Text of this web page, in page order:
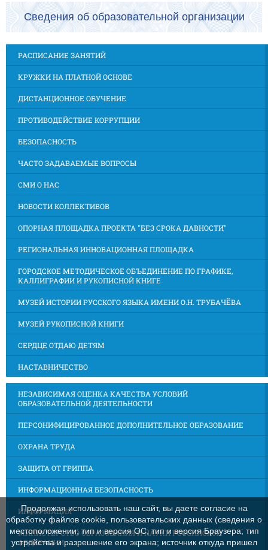
Сведения об образовательной организации
РАСПИСАНИЕ ЗАНЯТИЙ
КРУЖКИ НА ПЛАТНОЙ ОСНОВЕ
ДИСТАНЦИОННОЕ ОБУЧЕНИЕ
ПРОТИВОДЕЙСТВИЕ КОРРУПЦИИ
БЕЗОПАСНОСТЬ
ЧАСТО ЗАДАВАЕМЫЕ ВОПРОСЫ
СМИ О НАС
НОВОСТИ КОЛЛЕКТИВОВ
ОПОРНАЯ ПЛОЩАДКА ПРОЕКТА "БЕЗ СРОКА ДАВНОСТИ"
РЕГИОНАЛЬНАЯ ИННОВАЦИОННАЯ ПЛОЩАДКА
ГОРОДСКОЕ МЕТОДИЧЕСКОЕ ОБЪЕДИНЕНИЕ ПО ГРАФИКЕ,
КАЛЛИГРАФИИ И РУКОПИСНОЙ КНИГЕ
МУЗЕЙ ИСТОРИИ РУССКОГО ЯЗЫКА ИМЕНИ О.Н. ТРУБАЧЁВА
МУЗЕЙ РУКОПИСНОЙ КНИГИ
СЕРДЦЕ ОТДАЮ ДЕТЯМ
НАСТАВНИЧЕСТВО
НЕЗАВИСИМАЯ ОЦЕНКА КАЧЕСТВА УСЛОВИЙ
ОБРАЗОВАТЕЛЬНОЙ ДЕЯТЕЛЬНОСТИ
ПЕРСОНИФИЦИРОВАННОЕ ДОПОЛНИТЕЛЬНОЕ ОБРАЗОВАНИЕ
ОХРАНА ТРУДА
ЗАЩИТА ОТ ГРИППА
ИНФОРМАЦИОННАЯ БЕЗОПАСНОСТЬ
ИНФОРМАЦИЯ
МИНИСТЕРСТВО ОБРАЗОВАНИЯ И НАУКИ РОССИЙСКОЙ
ФЕДЕРАЦИИ
Продолжая использовать наш сайт, вы даете согласие на
обработку файлов cookie, пользовательских данных (сведения о
местоположении; тип и версия ОС; тип и версия Браузера; тип
устройства и разрешение его экрана; источник откуда пришел